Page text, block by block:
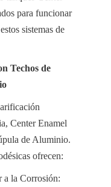
para funcionar
sistemas de
Techos de
Center Enamel
de Aluminio.
ofrecen:
a la Corrosión: